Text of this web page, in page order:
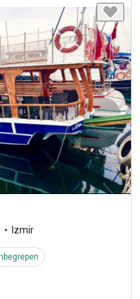
Izmir